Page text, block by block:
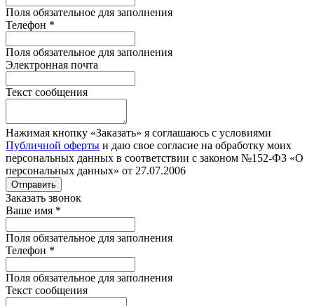
Поля обязательное для заполнения
Телефон *
Поля обязательное для заполнения
Электронная почта
Текст сообщения
Нажимая кнопку «Заказать» я соглашаюсь с условиями
Публичной оферты и даю свое согласие на обработку моих
персональных данных в соответствии с законом №152-ФЗ «О
персональных данных» от 27.07.2006
Отправить
Заказать звонок
Ваше имя *
Поля обязательное для заполнения
Телефон *
Поля обязательное для заполнения
Текст сообщения